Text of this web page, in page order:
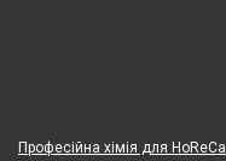
Професійна хімія для HoReCa